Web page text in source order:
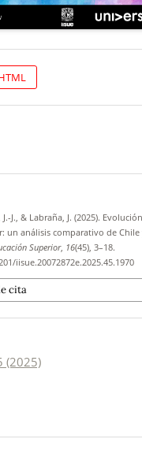
J., & Labraña, J. (2025).
un análisis comparativo de Chile
Superior, 16(45), 3–18.
iisue.20072872e.2025.45.1970
cita
(2025)